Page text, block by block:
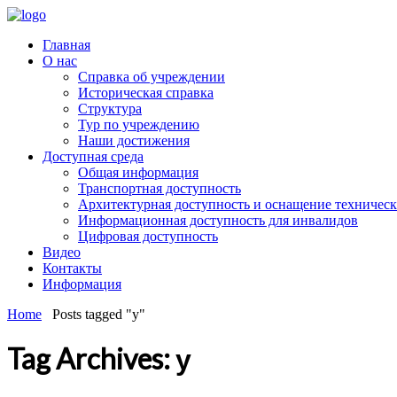
Главная
О нас
Справка об учреждении
Историческая справка
Структура
Тур по учреждению
Наши достижения
Доступная среда
Общая информация
Транспортная доступность
Архитектурная доступность и оснащение
Информационная доступность для инвалидов
Цифровая доступность
Видео
Контакты
Информация
Home
Posts tagged "у"
Tag Archives: у